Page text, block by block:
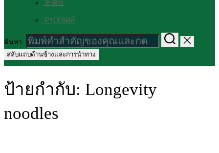
한국어
РУССКИЙ
ค้นหา:
สลับแถบด้านข้างและการนำทาง
ป้ายกำกับ: Longevity
noodles